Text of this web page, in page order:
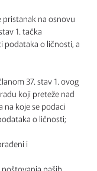
pristanak na osnovu
1. tačka
podataka o ličnosti, a
37. stav 1. ovog
koji preteže nad
koje se podaci
o ličnosti;
i
naših